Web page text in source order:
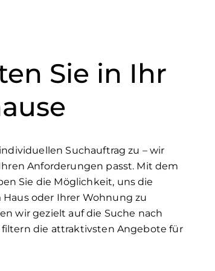
Sie in Ihr
Suchauftrag zu – wir
Anforderungen passt. Mit dem
Sie die Möglichkeit, uns die
oder Ihrer Wohnung zu
wir gezielt auf die Suche nach
die attraktivsten Angebote für